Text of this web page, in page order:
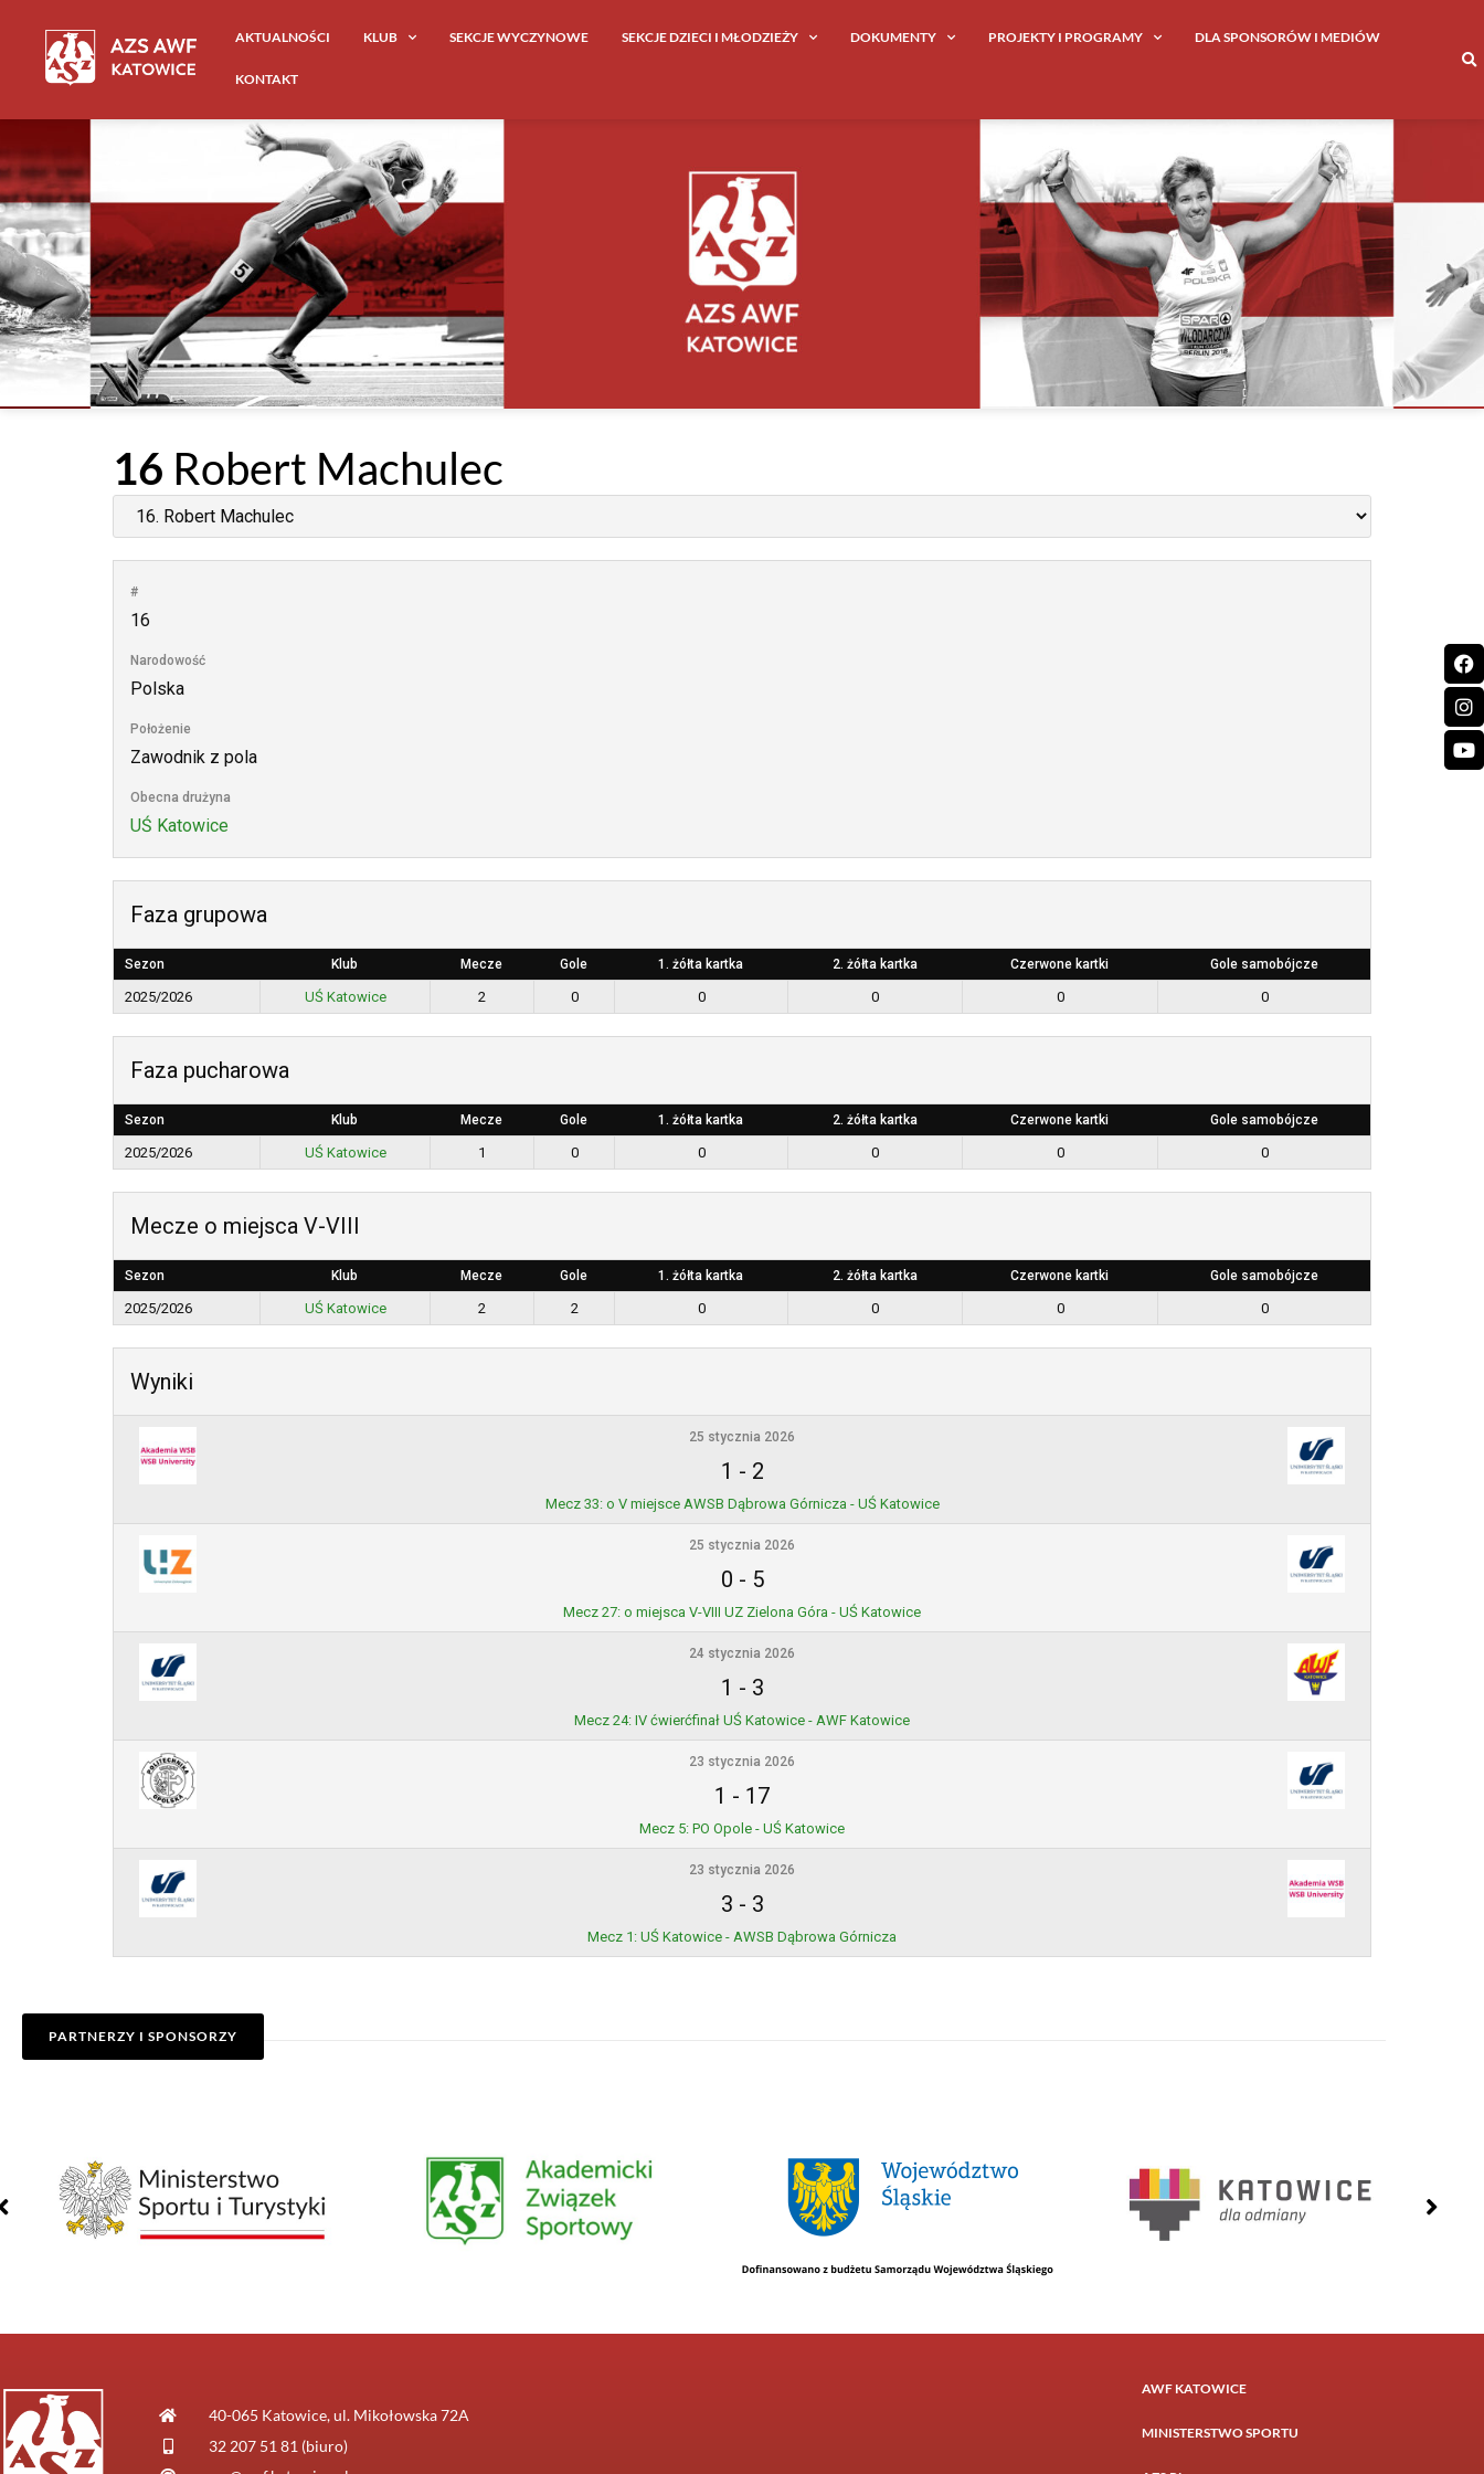
AKTUALNOŚCI KLUB SEKCJE WYCZYNOWE SEKCJE DZIECI I MŁODZIEŻY DOKUMENTY PROJEKTY I PROGRAMY DLA SPONSORÓW I MEDIÓW
KONTAKT
16 Robert Machulec
#
16
Narodowość
Polska
Położenie
Zawodnik z pola
Obecna drużyna
UŚ Katowice
Faza grupowa
Sezon Klub Mecze Gole 1. żółta kartka 2. żółta kartka Czerwone kartki Gole samobójcze
2025/2026 UŚ Katowice 2 0 0 0 0 0
Faza pucharowa
Sezon Klub Mecze Gole 1. żółta kartka 2. żółta kartka Czerwone kartki Gole samobójcze
2025/2026 UŚ Katowice 1 0 0 0 0 0
Mecze o miejsca V-VIII
Sezon Klub Mecze Gole 1. żółta kartka 2. żółta kartka Czerwone kartki Gole samobójcze
2025/2026 UŚ Katowice 2 2 0 0 0 0
Wyniki
25 stycznia 2026
1 - 2
Mecz 33: o V miejsce AWSB Dąbrowa Górnicza - UŚ Katowice
25 stycznia 2026
0 - 5
Mecz 27: o miejsca V-VIII UZ Zielona Góra - UŚ Katowice
24 stycznia 2026
1 - 3
Mecz 24: IV ćwierćfinał UŚ Katowice - AWF Katowice
23 stycznia 2026
1 - 17
Mecz 5: PO Opole - UŚ Katowice
23 stycznia 2026
3 - 3
Mecz 1: UŚ Katowice - AWSB Dąbrowa Górnicza
PARTNERZY I SPONSORZY
40-065 Katowice, ul. Mikołowska 72A
32 207 51 81 (biuro)
AWF KATOWICE
MINISTERSTWO SPORTU